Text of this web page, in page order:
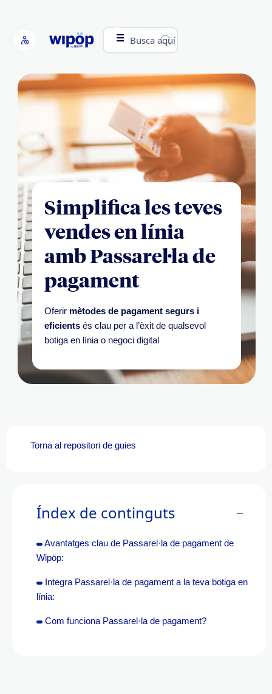
Busca aquí
Simplifica les teves
vendes en línia
amb Passarel·la de
pagament
Oferir mètodes de pagament segurs i
eficients és clau per a l’èxit de qualsevol
botiga en línia o negoci digital
Torna al repositori de guies
Índex de continguts
Avantatges clau de Passarel·la de pagament de
Wipöp:
Integra Passarel·la de pagament a la teva botiga en
línia:
Com funciona Passarel·la de pagament?